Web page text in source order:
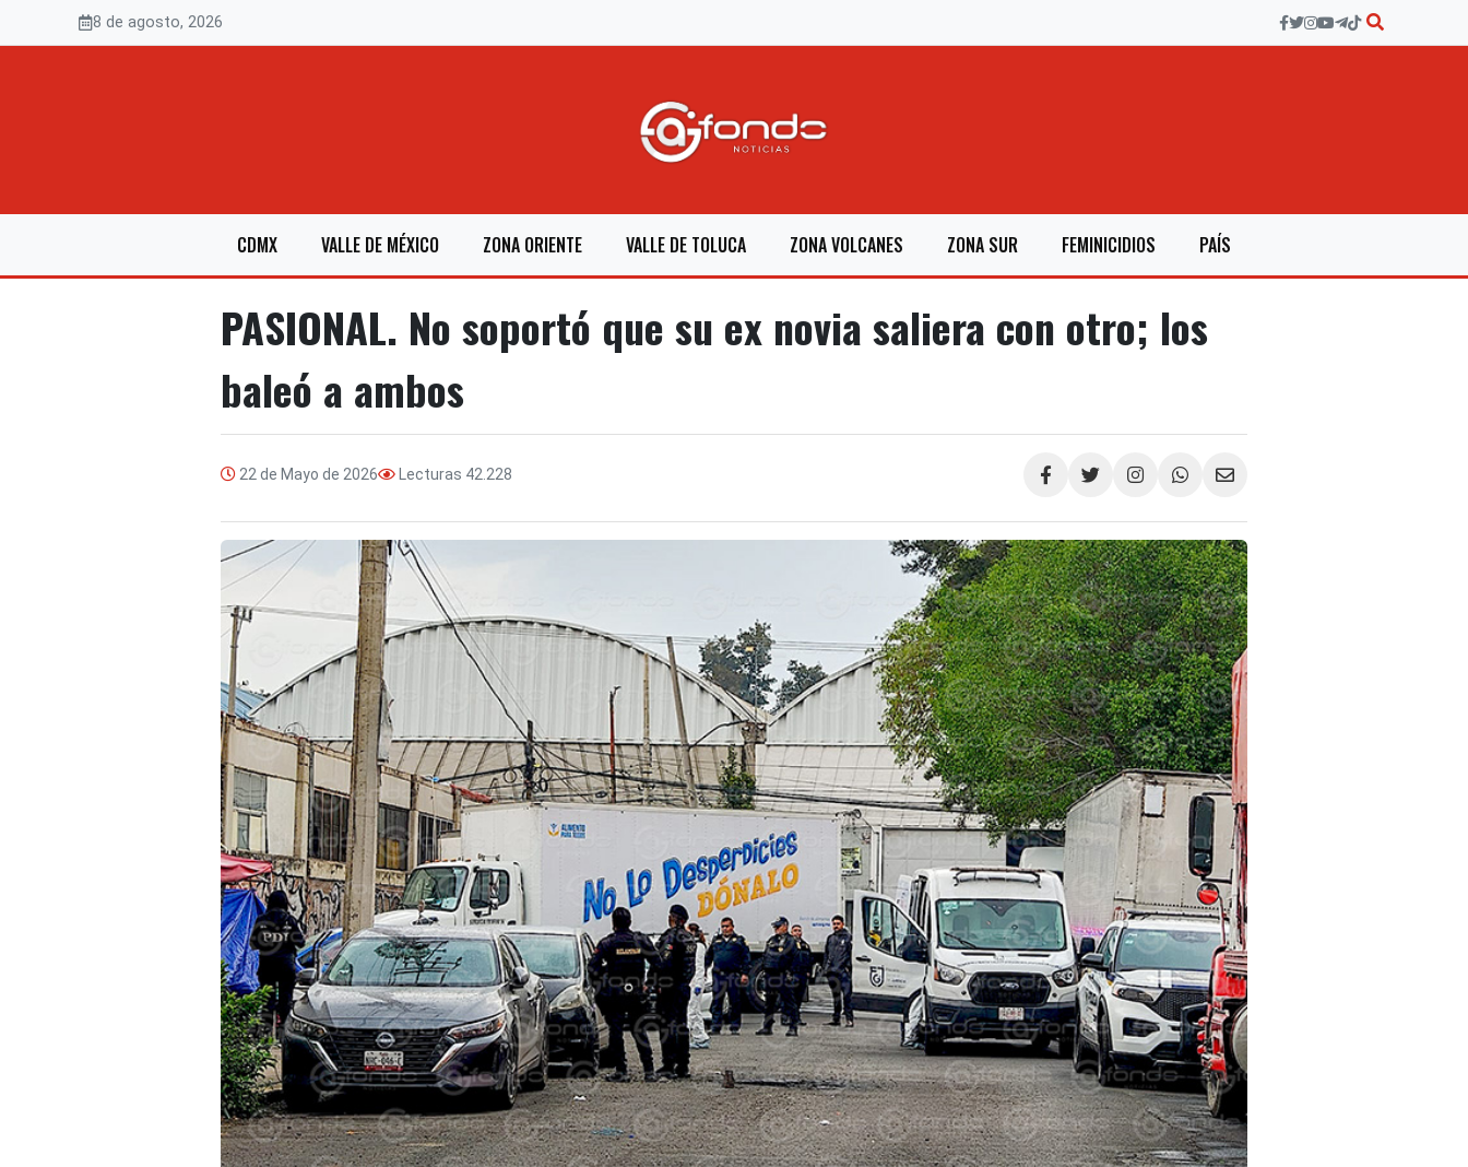
8 de agosto, 2026
CDMX VALLE DE MÉXICO ZONA ORIENTE VALLE DE TOLUCA ZONA VOLCANES ZONA SUR FEMINICIDIOS PAÍS
PASIONAL. No soportó que su ex novia saliera con otro; los
baleó a ambos
22 de Mayo de 2026 Lecturas 42.228
Compartir